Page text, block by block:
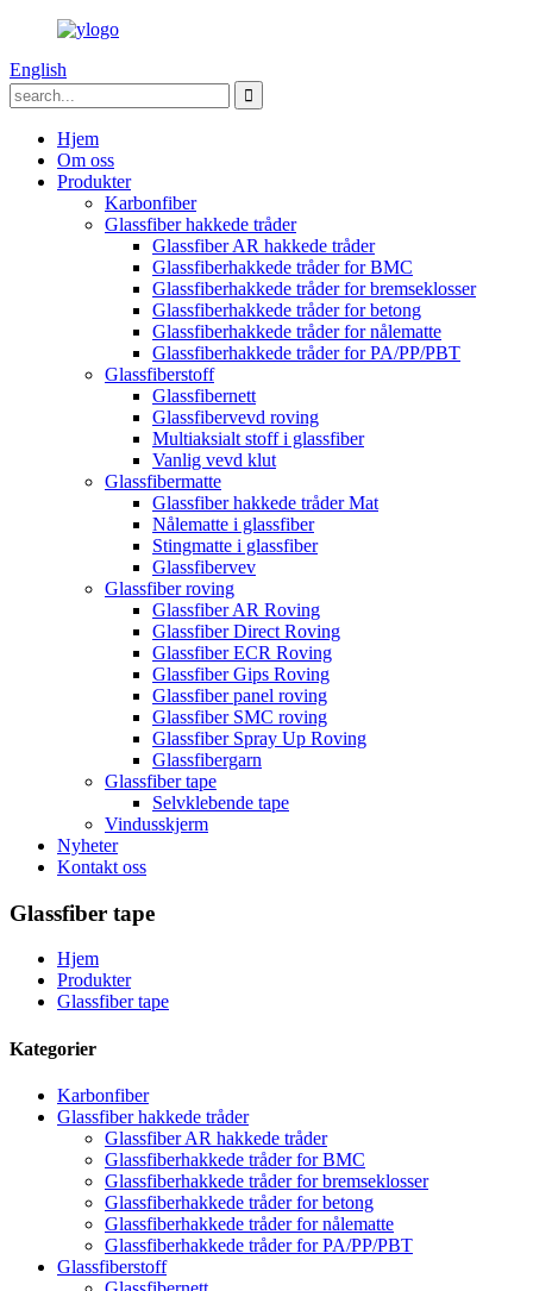
English
Hjem
Om oss
Produkter
Karbonfiber
Glassfiber hakkede tråder
Glassfiber AR hakkede tråder
Glassfiberhakkede tråder for BMC
Glassfiberhakkede tråder for bremseklosser
Glassfiberhakkede tråder for betong
Glassfiberhakkede tråder for nålematte
Glassfiberhakkede tråder for PA/PP/PBT
Glassfiberstoff
Glassfibernett
Glassfibervevd roving
Multiaksialt stoff i glassfiber
Vanlig vevd klut
Glassfibermatte
Glassfiber hakkede tråder Mat
Nålematte i glassfiber
Stingmatte i glassfiber
Glassfibervev
Glassfiber roving
Glassfiber AR Roving
Glassfiber Direct Roving
Glassfiber ECR Roving
Glassfiber Gips Roving
Glassfiber panel roving
Glassfiber SMC roving
Glassfiber Spray Up Roving
Glassfibergarn
Glassfiber tape
Selvklebende tape
Vindusskjerm
Nyheter
Kontakt oss
Glassfiber tape
Hjem
Produkter
Glassfiber tape
Kategorier
Karbonfiber
Glassfiber hakkede tråder
Glassfiber AR hakkede tråder
Glassfiberhakkede tråder for BMC
Glassfiberhakkede tråder for bremseklosser
Glassfiberhakkede tråder for betong
Glassfiberhakkede tråder for nålematte
Glassfiberhakkede tråder for PA/PP/PBT
Glassfiberstoff